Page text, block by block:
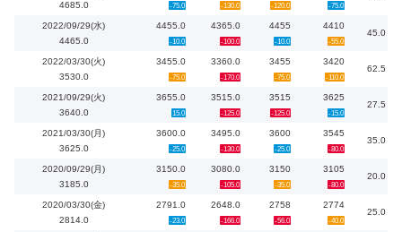
4685.0
-75.0 -130.0 -120.0 -75.0
2022/09/29(水)
4465.0
4455.0
-10.0
4365.0
-100.0
4455
-10.0
4410
-55.0
45.0
2022/03/30(火)
3530.0
3455.0
-75.0
3360.0
-170.0
3455
-75.0
3420
-110.0
62.5
2021/09/29(火)
3640.0
3655.0
15.0
3515.0
-125.0
3515
-125.0
3625
-15.0
27.5
2021/03/30(月)
3625.0
3600.0
-25.0
3495.0
-130.0
3600
-25.0
3545
-80.0
35.0
2020/09/29(月)
3185.0
3150.0
-35.0
3080.0
-105.0
3150
-35.0
3105
-80.0
20.0
2020/03/30(金)
2814.0
2791.0
-23.0
2648.0
-166.0
2758
-56.0
2774
-40.0
25.0